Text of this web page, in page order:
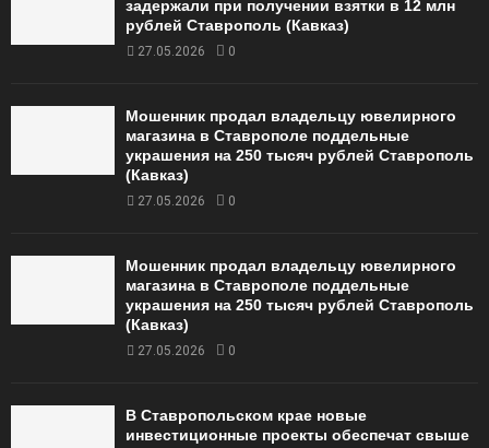
задержали при получении взятки в 12 млн
рублей Ставрополь (Кавказ)
27.05.2026 0
Мошенник продал владельцу ювелирного
магазина в Ставрополе поддельные
украшения на 250 тысяч рублей Ставрополь
(Кавказ)
27.05.2026 0
Мошенник продал владельцу ювелирного
магазина в Ставрополе поддельные
украшения на 250 тысяч рублей Ставрополь
(Кавказ)
27.05.2026 0
В Ставропольском крае новые
инвестиционные проекты обеспечат свыше